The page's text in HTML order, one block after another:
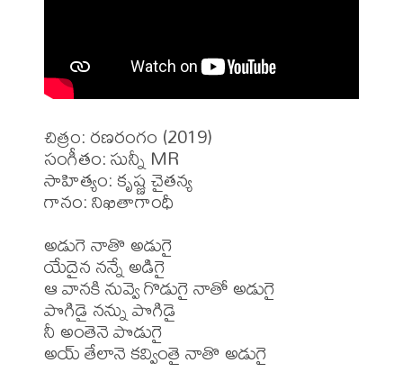
చిత్రం: రణరంగం (2019)
సంగీతం: సున్నీ MR
సాహిత్యం: కృష్ణ చైతన్య
గానం: నిఖితాగాంధీ
అడుగె నాతొ అడుగై
యేదైన నన్నే అడిగై
ఆ వానకి నువ్వె గొడుగై నాతో అడుగై
పొగిడై నన్ను పొగిడై
నీ అంతెనె పొడుగై
అయ్ తేలానె కవ్వింతై నాతొ అడుగై